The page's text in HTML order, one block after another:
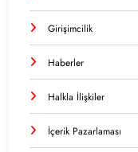
Girişimcilik
Haberler
Halkla İlişkiler
İçerik Pazarlaması